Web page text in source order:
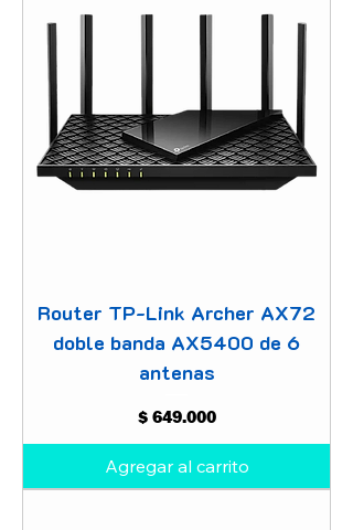
Router TP-Link Archer AX72
doble banda AX5400 de 6
antenas
Precio
$ 649.000
Agregar al carrito